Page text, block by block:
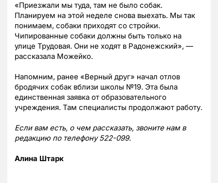
«Приезжали мы туда, там не было собак.
Планируем на этой неделе снова выехать. Мы так
понимаем, собаки приходят со стройки.
Чипированные собаки должны быть только на
улице Трудовая. Они не ходят в Радонежский», —
рассказала Можейко.
Напомним, ранее «Верный друг» начал отлов
бродячих собак вблизи школы №19. Эта была
единственная заявка от образовательного
учреждения. Там специалисты продолжают работу.
Если вам есть, о чем рассказать, звоните нам в
редакцию по телефону 522-099.
Алина Штарк